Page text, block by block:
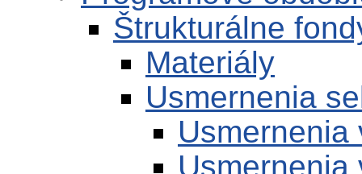
Štrukturálne
Materiály
Usmernenia
Usmernenia
Usmernenia